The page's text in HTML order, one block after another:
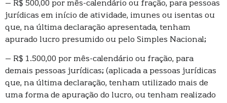
– R$ 500,00 por mês-calendário ou fração, para pessoas
jurídicas em início de atividade, imunes ou isentas ou
que, na última declaração apresentada, tenham
apurado lucro presumido ou pelo Simples Nacional;
– R$ 1.500,00 por mês-calendário ou fração, para
demais pessoas jurídicas; (aplicada a pessoas jurídicas
que, na última declaração, tenham utilizado mais de
uma forma de apuração do lucro, ou tenham realizado